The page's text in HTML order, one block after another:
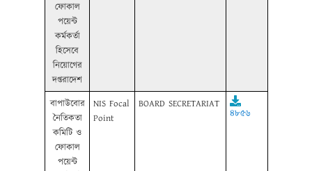
ফোকাল
পয়েন্ট
কর্মকর্তা
হিসেবে
নিয়োগের
দপ্তরাদেশ
বাপাউবোর
নৈতিকতা
কমিটি ও
ফোকাল
পয়েন্ট
NIS Focal
Point
BOARD SECRETARIAT
৪৮৫৬